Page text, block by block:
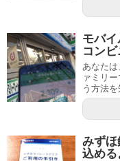
モバイ
コン
あなた
ァミリ
う方法
みずほ
込める